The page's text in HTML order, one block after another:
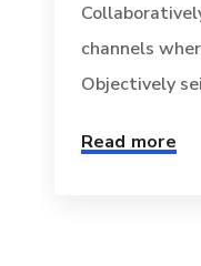
channels
Objectively
Read more